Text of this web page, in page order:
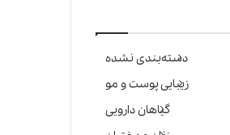
دسته‌بندی نشده
زیبایی پوست و مو
گیاهان دارویی